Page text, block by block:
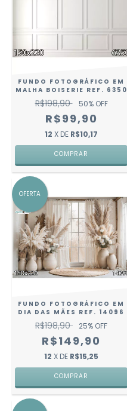
FUNDO FOTOGRÁFICO EM
MALHA BOISERIE REF. 6350
R$198,90 50% OFF
R$99,90
12 X DE R$10,17
COMPRAR
OFERTA
FUNDO FOTOGRÁFICO EM
DIA DAS MÃES REF. 14096
R$198,90 25% OFF
R$149,90
12 X DE R$15,25
COMPRAR